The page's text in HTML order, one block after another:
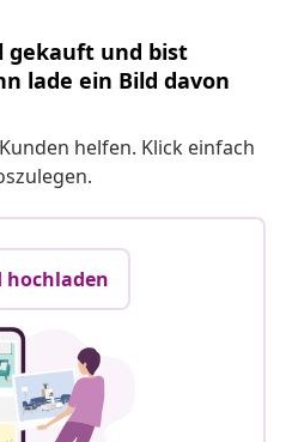
gekauft und bist
lade ein Bild davon
helfen. Klick einfach
hochladen